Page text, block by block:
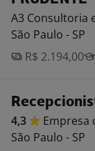
A3 Consultoria
São Paulo - SP
R$ 2.194,00
4,3 Empresa
São Paulo - SP